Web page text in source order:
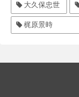
大久保忠世
梶原景時